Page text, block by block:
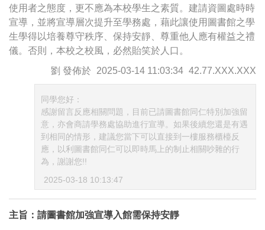
使用者之態度，更不應為本校學生之素質。建請資圖處時時
宣導，並將宣導層次提升至學務處，藉此讓使用圖書館之學
生學得以培養尊守秩序、保持安靜、尊重他人應有權益之禮
儀。否則，本校之校風，必然貽笑於人口。
劉 發佈於 2025-03-14 11:03:34 42.77.XXX.XXX
同學您好：
感謝留言反應相關問題，目前已請圖書館同仁特別加強留
意，亦會商請學務處協助進行宣導。如果後續您還是有遇
到相同的情形，建議您當下可以直接到一樓服務櫃檯反
應，以利圖書館同仁可以即時馬上的制止相關吵雜的行
為，謝謝您!!
2025-03-18 10:13:47
主旨：請圖書館加強宣導入館需保持安靜